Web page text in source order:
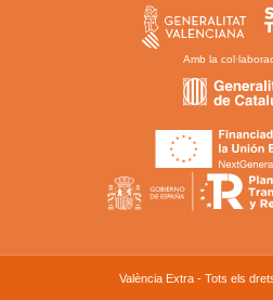
Amb la
València Extra - Tots els